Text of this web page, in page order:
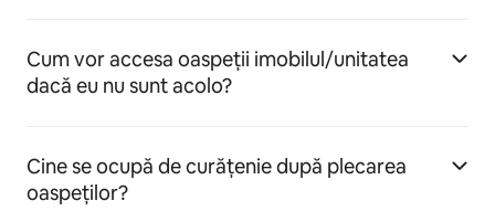
Cum vor accesa oaspeții imobilul/unitatea
dacă eu nu sunt acolo?
Cine se ocupă de curățenie după plecarea
oaspeților?